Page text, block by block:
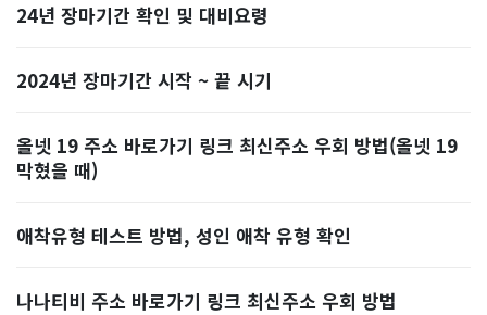
24년 장마기간 확인 및 대비요령
2024년 장마기간 시작 ~ 끝 시기
올넷 19 주소 바로가기 링크 최신주소 우회 방법(올넷 19
막혔을 때)
애착유형 테스트 방법, 성인 애착 유형 확인
나나티비 주소 바로가기 링크 최신주소 우회 방법